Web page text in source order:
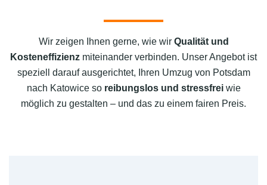
Wir zeigen Ihnen gerne, wie wir Qualität und
Kosteneffizienz miteinander verbinden. Unser Angebot ist
speziell darauf ausgerichtet, Ihren Umzug von Potsdam
nach Katowice so reibungslos und stressfreiwie
möglich zu gestalten – und das zu einem fairen Preis.